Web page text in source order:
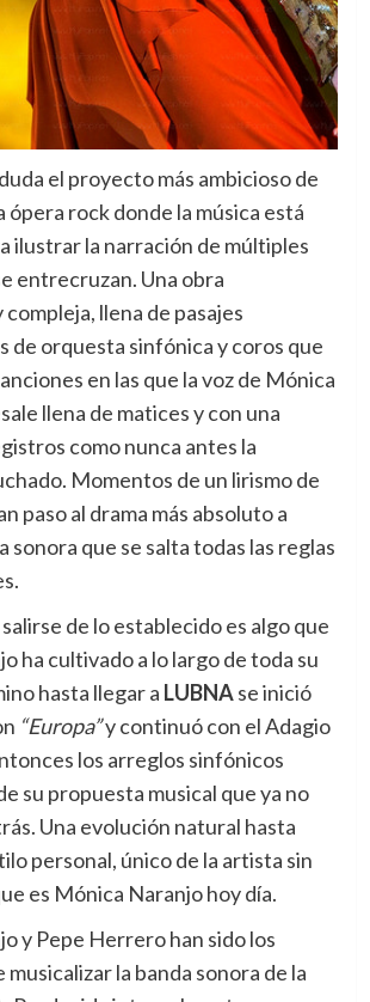
el proyecto más ambicioso de
ópera rock donde la música está
ilustrar la narración de múltiples
entrecruzan. Una obra
llena de pasajes
de orquesta sinfónica y coros que
en las que la voz de Mónica
llena de matices y con una
como nunca antes la
Momentos de un lirismo de
paso al drama más absoluto a
sonora que se salta todas las reglas
de lo establecido es algo que
ha cultivado a lo largo de toda su
hasta llegar a LUBNAse inició
“Europa”y continuó con el Adagio
los arreglos sinfónicos
su propuesta musical que ya no
Una evolución natural hasta
personal, único de la artista sin
es Mónica Naranjo hoy día.
y Pepe Herrero han sido los
musicalizar la banda sonora de la